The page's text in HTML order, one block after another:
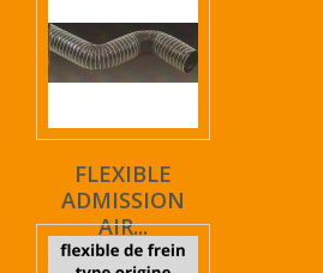
FLEXIBLE
ADMISSION
AIR...